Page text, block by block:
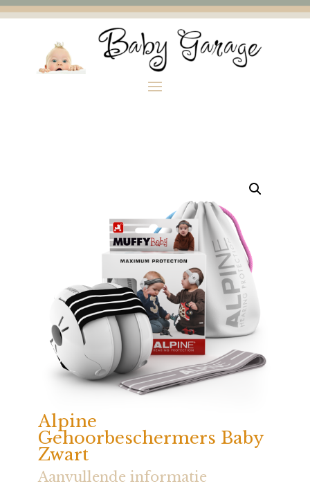
Alpine
Gehoorbeschermers Baby
Zwart
Aanvullende informatie